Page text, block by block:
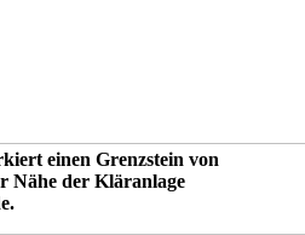
einen Grenzstein von
Nähe der Kläranlage